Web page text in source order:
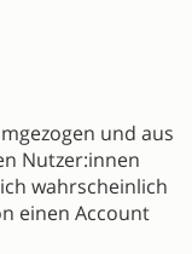
und aus
Nutzer:innen
wahrscheinlich
einen Account